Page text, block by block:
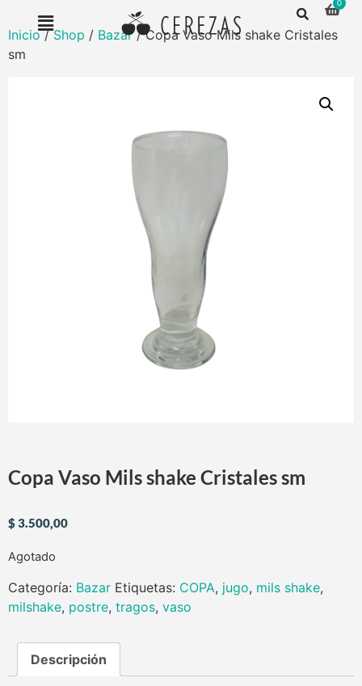
Inicio/Shop / Bazar/ Copa Vaso Mils shake Cristales
sm
Copa Vaso Mils shake Cristales sm
$3.500,00
Agotado
Categoría: Bazar Etiquetas: COPA, jugo, mils shake,
milshake, postre, tragos, vaso
Descripción